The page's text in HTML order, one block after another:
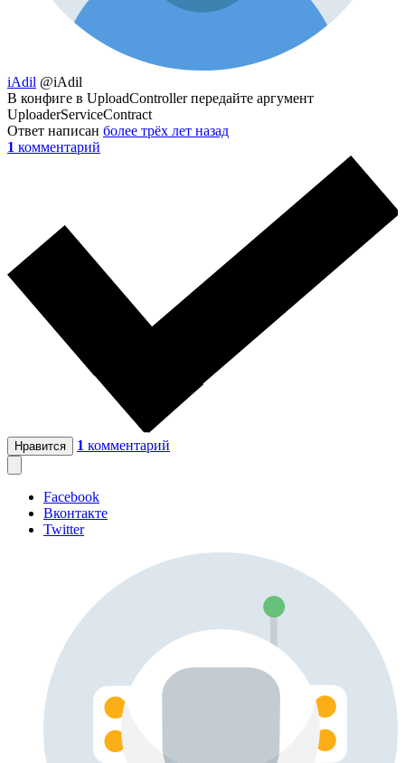
iAdil @iAdil
В конфиге в UploadController передайте аргумент
UploaderServiceContract
Ответ написан более трёх лет назад
1 комментарий
Нравится 1 комментарий
Facebook
Вконтакте
Twitter